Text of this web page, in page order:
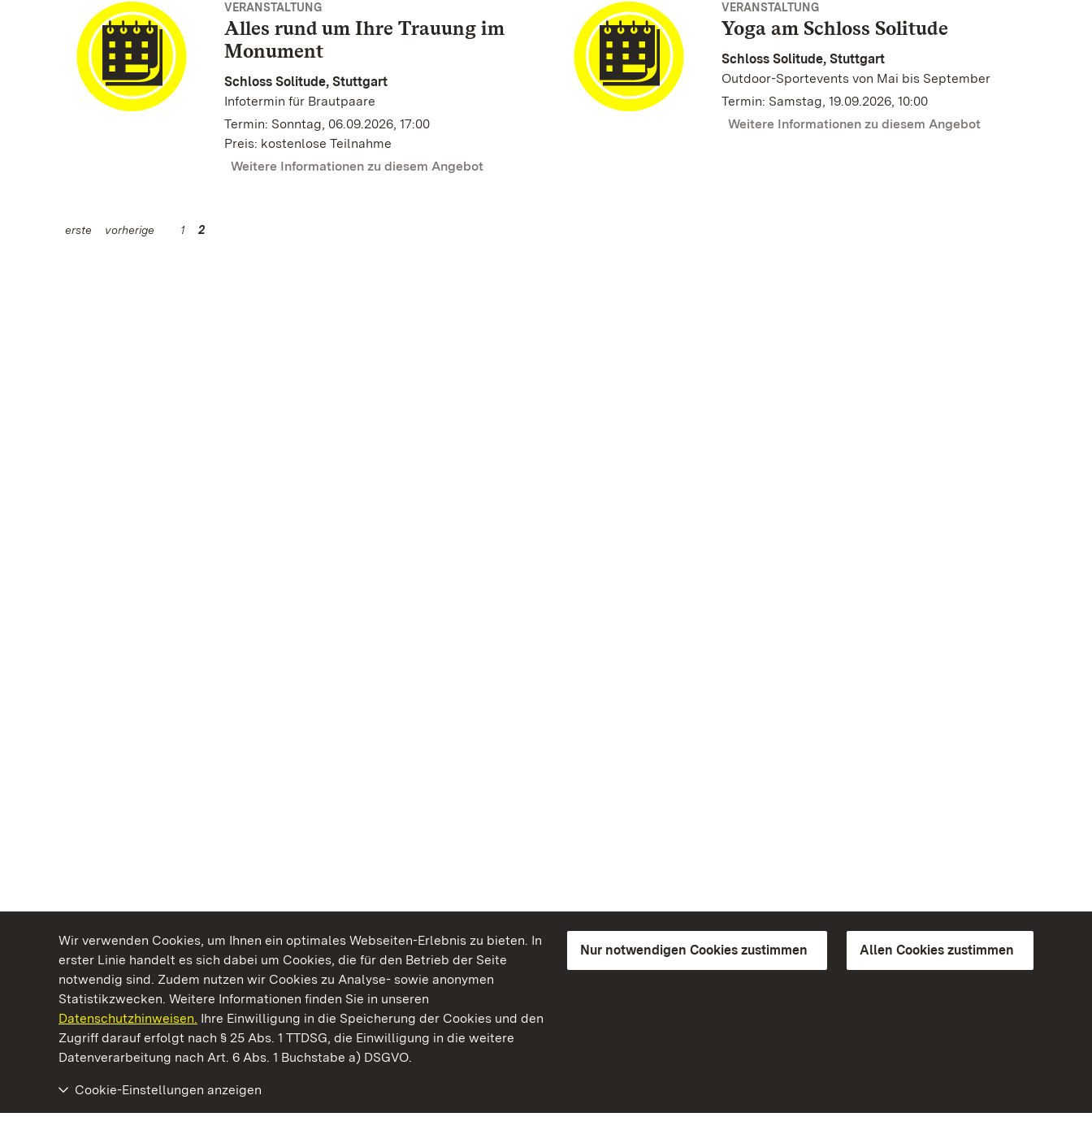
Wir verwenden Cookies, um Ihnen ein optimales Webseiten-Erlebnis zu bieten. In
erster Linie handelt es sich dabei um Cookies, die für den Betrieb der Seite
notwendig sind. Zudem nutzen wir Cookies zu Analyse- sowie anonymen
Statistikzwecken. Weitere Informationen finden Sie in unseren
Datenschutzhinweisen. Ihre Einwilligung in die Speicherung der Cookies und den
Zugriff darauf erfolgt nach § 25 Abs. 1 TTDSG, die Einwilligung in die weitere
Datenverarbeitung nach Art. 6 Abs. 1 Buchstabe a) DSGVO.
Nur notwendigen Cookies zustimmen Allen Cookies zustimmen
Cookie-Einstellungen anzeigen
VERANSTALTUNG
Alles rund um Ihre Trauung im
Monument
Schloss Solitude, Stuttgart
Infotermin für Brautpaare
Termin: Sonntag, 06.09.2026, 17:00
Preis: kostenlose Teilnahme
Weitere Informationen zu diesem Angebot
VERANSTALTUNG
Yoga am Schloss Solitude
Schloss Solitude, Stuttgart
Outdoor-Sportevents von Mai bis September
Termin: Samstag, 19.09.2026, 10:00
Weitere Informationen zu diesem Angebot
erste vorherige 1 2
Kommen. Staunen. Genießen.